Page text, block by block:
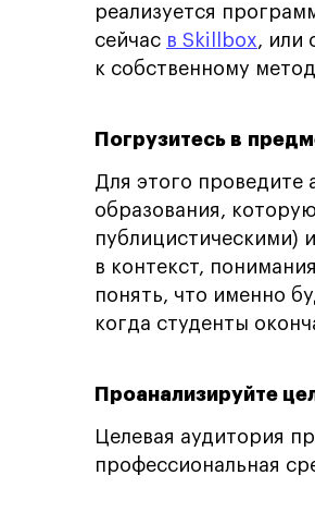
реализуется
сейчас в Skillbox, или
к собственному
Погрузитесь в
Для этого проведите
образования,
публицистическими)
в контекст,
понять, что именно
когда студенты
Проанализируйте
Целевая аудитория
профессиональная